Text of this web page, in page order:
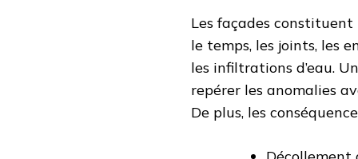
Les façades
le temps, les joints, les
les infiltrations d’eau.
repérer les anomalies
De plus, les